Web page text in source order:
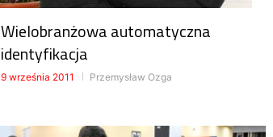
Wielobranżowa automatyczna
identyfikacja
9 września 2011 Przemysław Ozga